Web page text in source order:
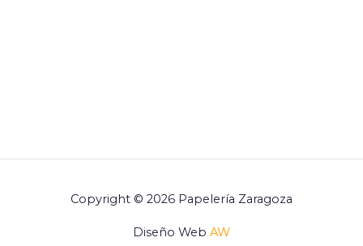
Copyright © 2026 Papelería Zaragoza
Diseño Web AW